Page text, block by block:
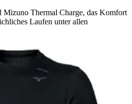
Mizuno Thermal Charge, das Komfort
Laufen unter allen